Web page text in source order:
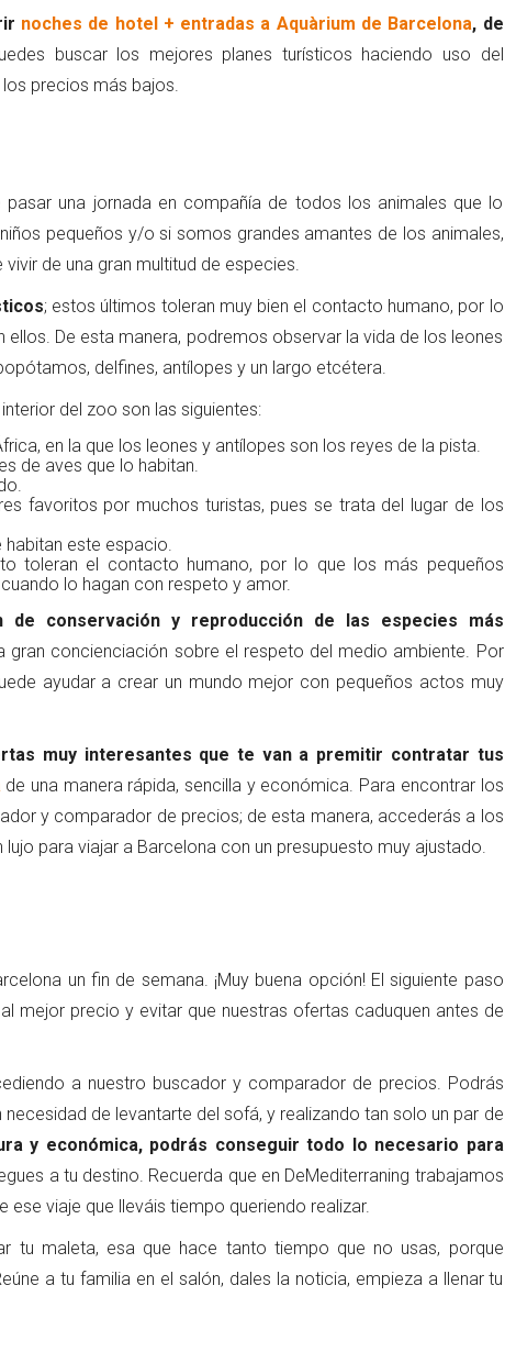
noches de hotel + entradas a Aquàrium de Barcelona, de
buscar los mejores planes turísticos haciendo uso del
precios más bajos.
una jornada en compañía de todos los animales que lo
pequeños y/o si somos grandes amantes de los animales,
de una gran multitud de especies.
; estos últimos toleran muy bien el contacto humano, por lo
De esta manera, podremos observar la vida de los leones
delfines, antílopes y un largo etcétera.
del zoo son las siguientes:
en la que los leones y antílopes son los reyes de la pista.
de aves que lo habitan.
favoritos por muchos turistas, pues se trata del lugar de los
este espacio.
toleran el contacto humano, por lo que los más pequeños
lo hagan con respeto y amor.
de conservación y reproducción de las especies más
gran concienciación sobre el respeto del medio ambiente. Por
ayudar a crear un mundo mejor con pequeños actos muy
muy interesantes que te van a premitir contratar tus
de una manera rápida, sencilla y económica. Para encontrar los
y comparador de precios; de esta manera, accederás a los
para viajar a Barcelona con un presupuesto muy ajustado.
un fin de semana. ¡Muy buena opción! El siguiente paso
mejor precio y evitar que nuestras ofertas caduquen antes de
a nuestro buscador y comparador de precios. Podrás
de levantarte del sofá, y realizando tan solo un par de
y económica, podrás conseguir todo lo necesario para
a tu destino. Recuerda que en DeMediterraning trabajamos
viaje que lleváis tiempo queriendo realizar.
tu maleta, esa que hace tanto tiempo que no usas, porque
a tu familia en el salón, dales la noticia, empieza a llenar tu